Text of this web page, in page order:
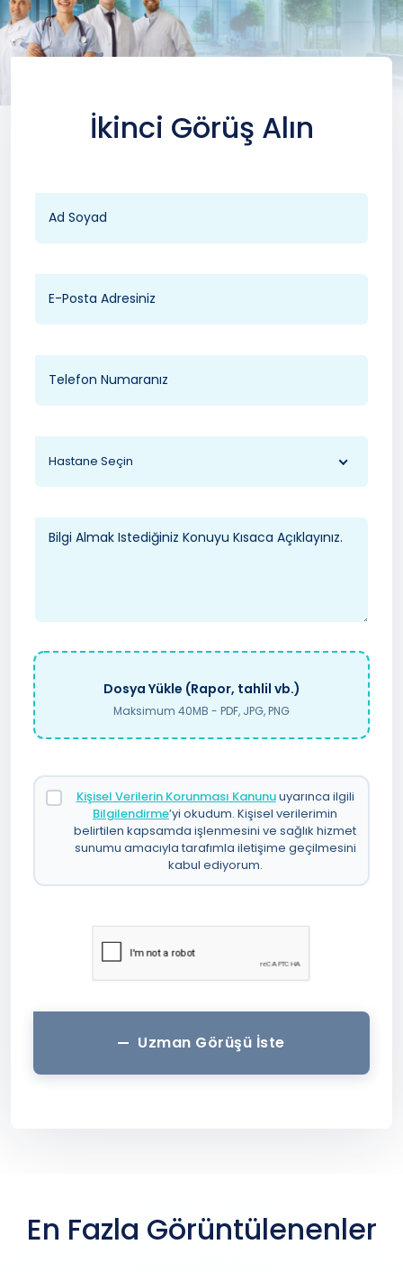
İkinci Görüş Alın
Hastane Seçin
Dosya Yükle (Rapor, tahlil vb.)
Maksimum 40MB - PDF, JPG, PNG
Kişisel Verilerin Korunması Kanunuuyarınca ilgili
Bilgilendirme’yi okudum. Kişisel verilerimin
belirtilen kapsamda işlenmesini ve sağlık hizmet
sunumu amacıyla tarafımla iletişime geçilmesini
kabul ediyorum.
Uzman Görüşü İste
En Fazla Görüntülenenler